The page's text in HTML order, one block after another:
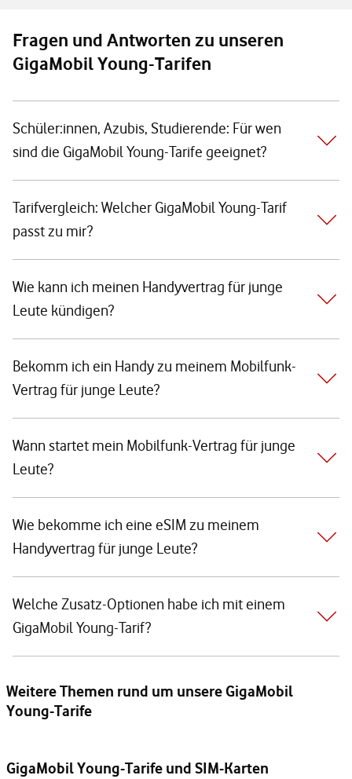
Fragen und Antworten zu unseren
GigaMobil Young-Tarifen
Schüler:innen, Azubis, Studierende: Für wen
sind die GigaMobil Young-Tarife geeignet?
Tarifvergleich: Welcher GigaMobil Young-Tarif
passt zu mir?
Wie kann ich meinen Handyvertrag für junge
Leute kündigen?
Bekomm ich ein Handy zu meinem Mobilfunk-
Vertrag für junge Leute?
Wann startet mein Mobilfunk-Vertrag für junge
Leute?
Wie bekomme ich eine eSIM zu meinem
Handyvertrag für junge Leute?
Welche Zusatz-Optionen habe ich mit einem
GigaMobil Young-Tarif?
Weitere Themen rund um unsere GigaMobil
Young-Tarife
GigaMobil Young-Tarife und SIM-Karten